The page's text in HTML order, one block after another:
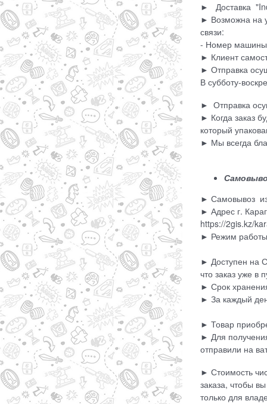
► Доставка
► Возможна на
связи:
- Номер
► Клиент
► Отправка
В субботу-
► Отправка
► Когда заказ
который
► Мы всегда
► Самовывоз
► Адрес г.
https://2gis.kz/
► Режим
► Доступен на
что заказ уже в
► Срок
► За каждый
► Товар
► Для
отправили на
► Стоимость
заказа, чтобы
только для